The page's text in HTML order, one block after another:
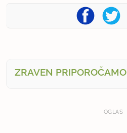
ZRAVEN PRIPOROČAMO
OGLAS